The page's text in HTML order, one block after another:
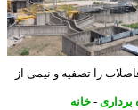
مترمکعب فاضلاب را تصفیه و نیمی از
- خانه